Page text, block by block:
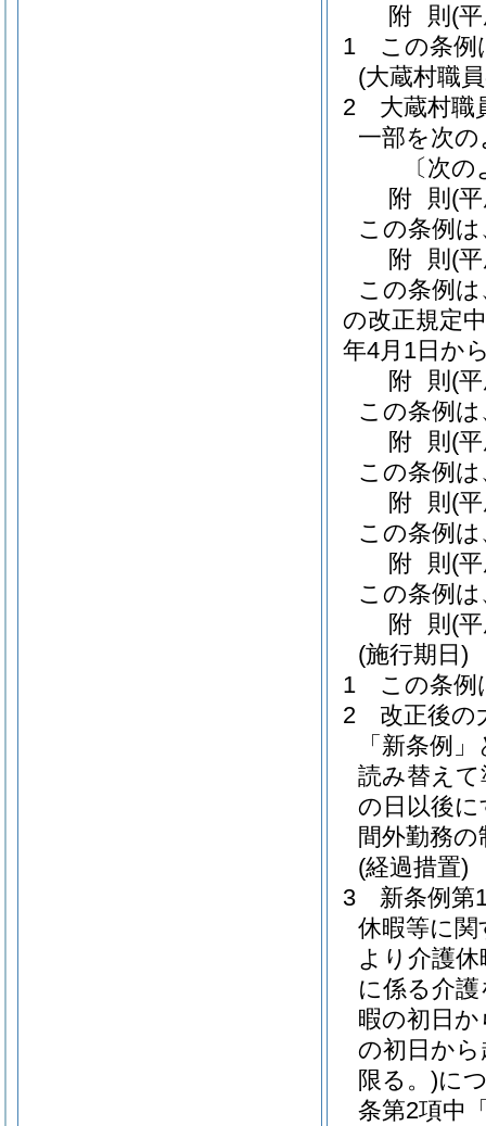
附 則 (
1
この条例
(大蔵村職
2
大蔵村職
一部を次
〔次
附 則 (
この条例
附 則 (
この条例
の改正規定
年4月1日か
附 則 (
この条例
附 則 (
この条例
附 則 (
この条例
附 則 (
この条例
附 則 (
(施行期日)
1
この条例
2
改正後の
「新条例
読み替え
の日以後
間外勤務
(経過措置)
3
新条例第
休暇等に関
より介護
に係る介
暇の初日
の初日か
限る。)に
条第2項中